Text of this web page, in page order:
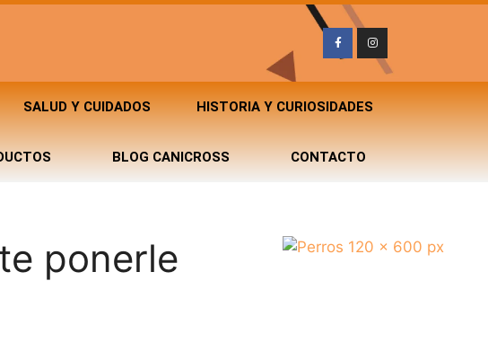
SALUD Y CUIDADOS HISTORIA Y CURIOSIDADES
BLOG CANICROSS CONTACTO
ponerle